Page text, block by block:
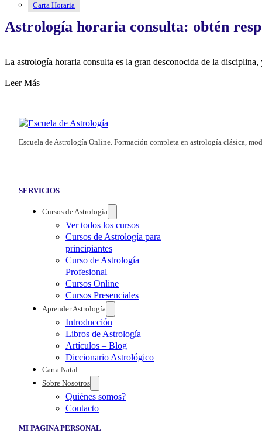
Carta Horaria
Astrología horaria consulta: obtén
La astrología horaria consulta es la gran desconocida de la
Leer Más
Escuela de Astrología Online. Formación completa en astrología clásica,
SERVICIOS
Cursos de Astrología
Ver todos los cursos
Cursos de Astrología para
principiantes
Curso de Astrología
Profesional
Cursos Online
Cursos Presenciales
Aprender Astrología
Introducción
Libros de Astrología
Artículos – Blog
Diccionario Astrológico
Carta Natal
Sobre Nosotros
Quiénes somos?
Contacto
MI PAGINA PERSONAL